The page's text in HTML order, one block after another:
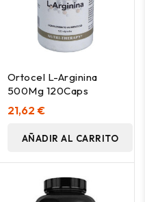
Ortocel L-Arginina
500Mg 120Caps
21,62 €
AÑADIR AL CARRITO